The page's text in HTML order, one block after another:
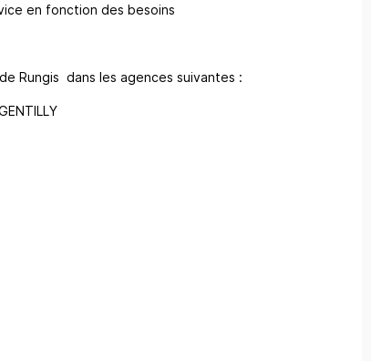
en fonction des besoins
Rungis dans les agences suivantes :